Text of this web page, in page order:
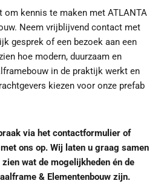
om kennis te maken met ATLANTA
Neem vrijblijvend contact met
gesprek of een bezoek aan een
hoe modern, duurzaam en
in de praktijk werkt en
kiezen voor onze prefab
via het contactformulier of
ons op. Wij laten u graag samen
wat de mogelijkheden én de
& Elementenbouw zijn.